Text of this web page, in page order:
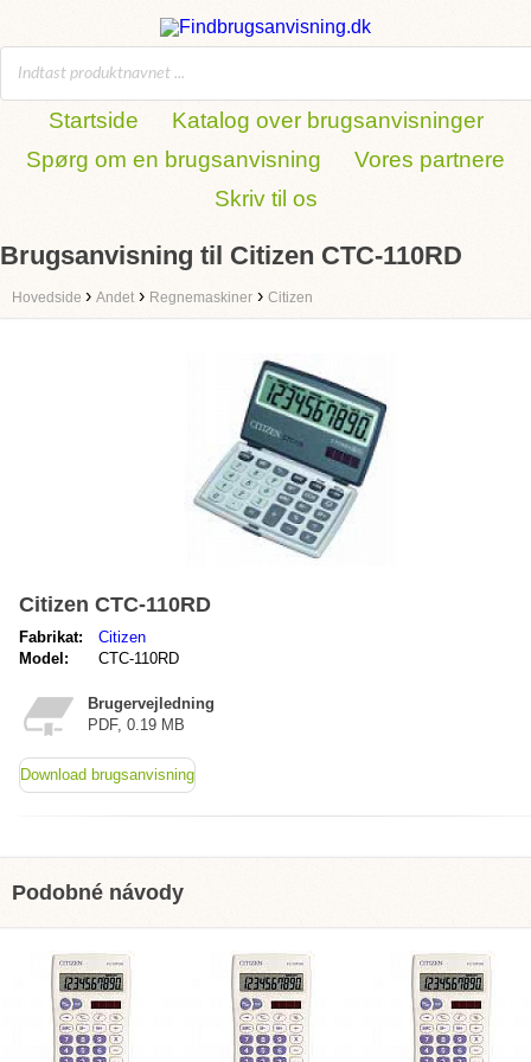
Startside
Katalog over brugsanvisninger
Spørg om en brugsanvisning
Vores partnere
Skriv til os
Brugsanvisning til Citizen CTC-110RD
Hovedside › Andet › Regnemaskiner › Citizen
Citizen CTC-110RD
Fabrikat:
Citizen
Model:
CTC-110RD
Brugervejledning
PDF, 0.19 MB
Download brugsanvisning
Podobné návody